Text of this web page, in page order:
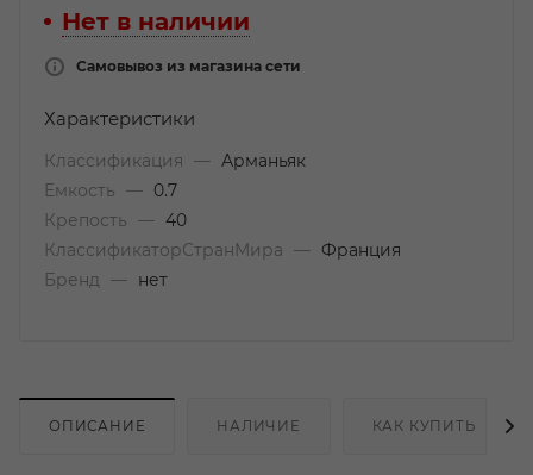
Нет в наличии
Самовывоз из магазина сети
Характеристики
Классификация —
Арманьяк
Емкость
—
0.7
Крепость
— 40
КлассификаторСтранМира
— Франция
Бренд
— нет
ОПИСАНИЕ НАЛИЧИЕ КАК КУПИТЬ